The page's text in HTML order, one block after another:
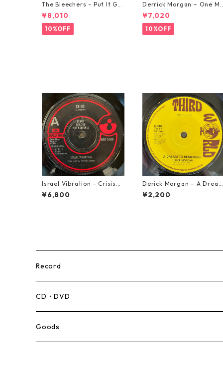
The Bleechers - Put It Go
od 【7-21637】
¥8,010
10%OFF
Derrick Morgan – One
rning In May【7-21653】
¥7,020
10%OFF
Israel Vibration - Crisis
【7-21895】
¥6,800
Derick Morgan – A
To Remember【7-21824】
¥2,200
Record
Mento,Calypso,Ballad
Ska
CD・DVD
Goods